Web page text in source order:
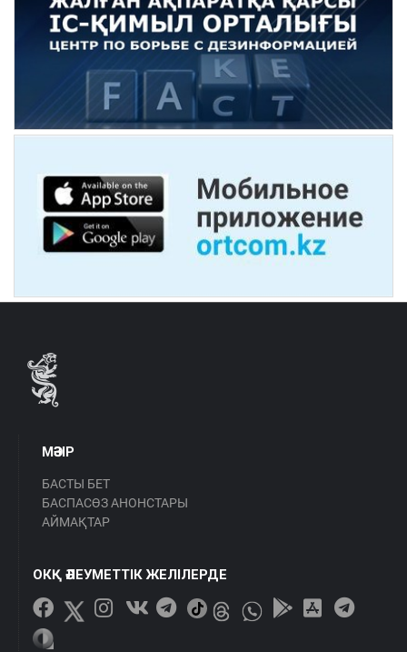
МӘЗІР
БАСТЫ БЕТ
БАСПАСӨЗ АНОНСТАРЫ
АЙМАҚТАР
ОКҚ ӘЛЕУМЕТТІК ЖЕЛІЛЕРДЕ